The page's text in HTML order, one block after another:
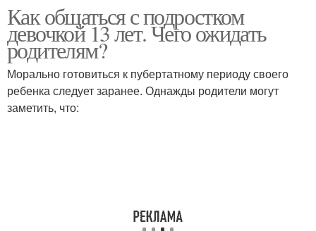
Как общаться с подростком
девочкой 13 лет. Чего ожидать
родителям?
Морально готовиться к пубертатному периоду своего
ребенка следует заранее. Однажды родители могут
заметить, что: